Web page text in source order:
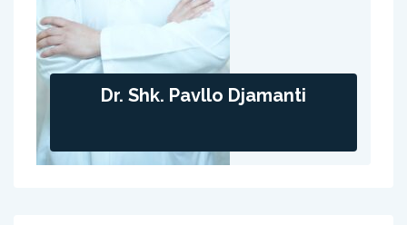
Dr. Shk. Pavllo Djamanti